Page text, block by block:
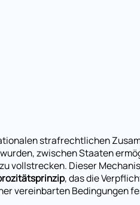
strafrechtlichen
zwischen Staaten
vollstrecken. Dieser
, das die
vereinbarten Bedingungen